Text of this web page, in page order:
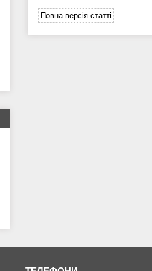
Повна версія статті